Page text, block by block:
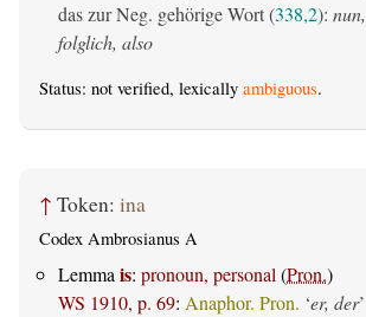
das zur Neg. gehörige Wort (338,2):
folglich, also
Status: not verified, lexically ambiguous.
↑ Token: ina
Codex Ambrosianus A
Lemmais: pronoun, personal(Pron.)
WS 1910, p. 69: Anaphor. Pron. ‘er, der’